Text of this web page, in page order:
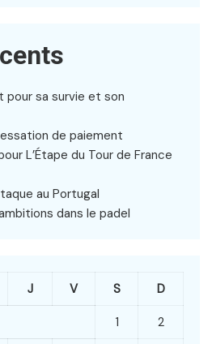
pour sa survie et son
de paiement
L’Étape du Tour de France
au Portugal
dans le padel
J V S D
1 2